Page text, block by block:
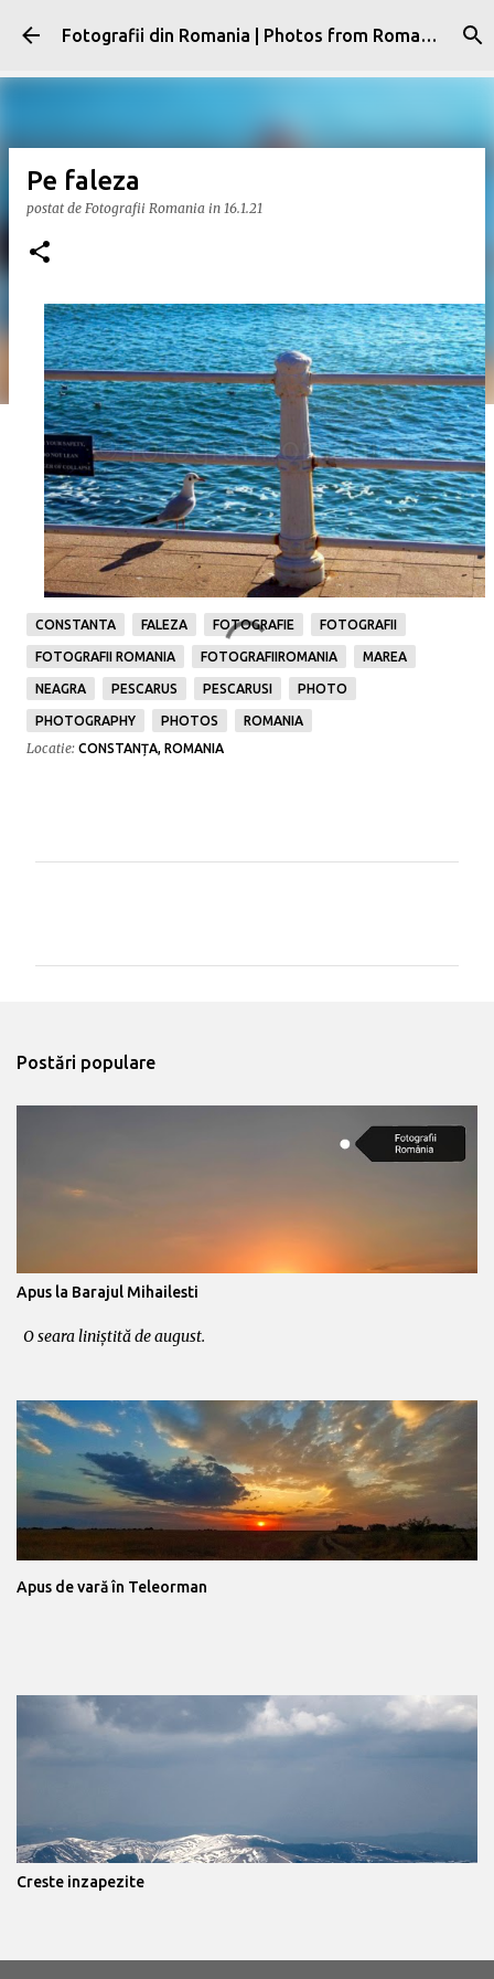
Treceți la conținutul principal Fotografii din Romania | Photos from Romania
Pe faleza
postat de Fotografii Romania in 16.1.21
CONSTANTA FALEZA FOTOGRAFIE FOTOGRAFII
FOTOGRAFII ROMANIA FOTOGRAFIIROMANIA MAREA
NEAGRA PESCARUS PESCARUSI PHOTO
PHOTOGRAPHY PHOTOS ROMANIA
Locatie: CONSTANȚA, ROMANIA
Postări populare
Apus la Barajul Mihailesti
O seara liniștită de august.
Apus de vară în Teleorman
Creste inzapezite